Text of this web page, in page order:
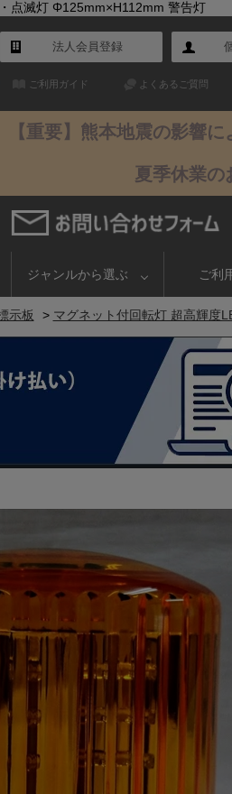
点滅灯 Φ125mm×H112mm 警告灯
法人会員登録
ご利用ガイド よくあるご質問
【重要】熊本地震の影響
夏季休業の
ジャンルから選ぶ ご利
示板 > マグネット付回転灯 超高輝度